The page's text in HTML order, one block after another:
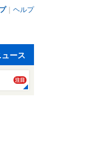
｜ ヘルプ
ース
注目